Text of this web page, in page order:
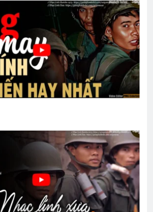
Mùa xuân đó có em
2 Years Ago
PHONG THƯ ĐỦ Ý (Lưu Hiểu Ba)
3 Years Ago
Tâm sự Nguyễn Đức Thạch K24
Trên 4 vùng chiến thuật
2 Years Ago